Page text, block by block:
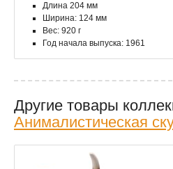
Длина 204 мм
Ширина: 124 мм
Вес: 920 г
Год начала выпуска: 1961
Другие товары
Анималистическая